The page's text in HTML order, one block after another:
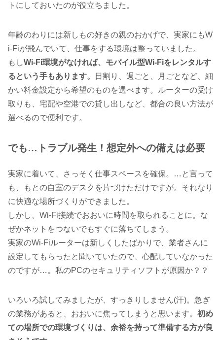
トにしておいたのが役立ちました。
年齢のわりには新しもの好きの親のおかげで、実家にもW
i-Fiが飛んでいて、仕事をする環境は整っていました。
もしWi-Fi環境がなければ、モバイル型Wi-Fiをレンタルす
るという手もあります。
日割り、週ごと、月ごとなど、細
かい料金設定から希望のものを選べます。ルーターの受け
取りも、宅配や空港での貸し出しなど、都合の良い方法が
選べるので便利です。
でも…トラブル発生！想定外への備えは必要
実家に着いて、さっそく仕事スペースを確保。…と言って
も、もとの自室のデスクを片づけただけですが。それなり
に快適な場所づくりができました。
しかし、Wi-Fi接続でおおいに時間を取られることに。な
ぜかネットをつないでもすぐに落ちてしまう。
実家のWi-Fiルーターは新しくしたばかりで、業者さんに
設定してもらったと聞いていたので、心配していなかった
のですが…。私のPCのセキュリティソフトが原因か？？
いろいろ試してみましたが、すっきりしません(汗)。急ぎ
の業務があると、おおいに焦ってしまうと思います。 初め
ての場所での環境づくりは、余裕を持って準備する方が良